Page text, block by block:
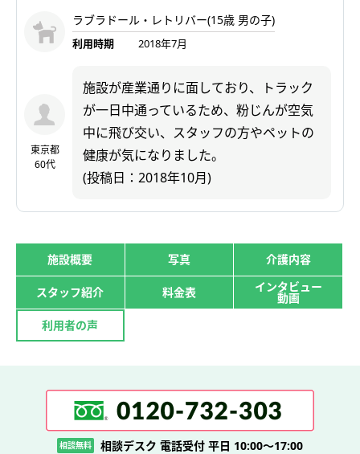
ラブラドール・レトリバー(15歳 男の子)
利用時期 2018年7月
東京都
60代
施設が産業通りに面しており、トラック
が一日中通っているため、粉じんが空気
中に飛び交い、スタッフの方やペットの
健康が気になりました。
(投稿日：2018年10月)
施設概要 写真 介護内容
スタッフ紹介 料金表 インタビュー
動画
利用者の声
相談無料 相談デスク 電話受付 平日 10:00～17:00